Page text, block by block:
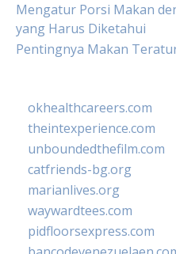
Mengatur Porsi Makan
yang Harus Diketahui
Pentingnya Makan
okhealthcareers.com
theintexperience.com
unboundedthefilm.com
catfriends-bg.org
marianlives.org
waywardtees.com
pidfloorsexpress.com